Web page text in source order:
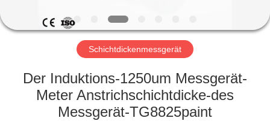
FABRIK-
AUSFLUG
QUALITÄTSKONTROLLE
Schichtdickenmessgerät
Der Induktions-1250um Messgerät-
Meter Anstrichschichtdicke-des
Messgerät-TG8825paint